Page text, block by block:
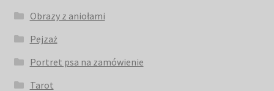
Obrazy z aniołami
Pejzaż
Portret psa na zamówienie
Tarot